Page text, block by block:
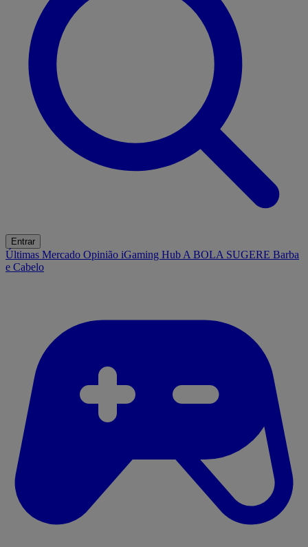
Entrar
Últimas Mercado Opinião iGaming Hub A BOLA SUGERE Barba
e Cabelo